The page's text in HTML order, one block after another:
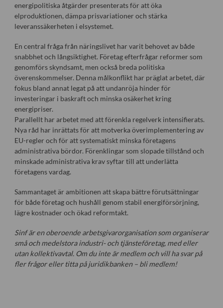
energipolitiska åtgärder presenterats för att öka
elproduktionen, dämpa prisvariationer och stärka
leveranssäkerheten i elsystemet.
En central fråga från näringslivet har varit behovet av både
snabbhet och långsiktighet. Företag efterfrågar reformer som
genomförs skyndsamt, men också breda politiska
överenskommelser. Denna målkonflikt har präglat arbetet, där
fokus bland annat legat på att undanröja hinder för
investeringar i baskraft och minska osäkerhet kring
energipriser.
Parallellt har arbetet med att förenkla regelverk intensifierats.
Nya råd har inrättats för att motverka överimplementering av
EU-regler och för att systematiskt minska företagens
administrativa bördor. Förenklingar som slopade tillstånd och
minskade administrativa krav syftar till att underlätta
företagens vardag.
Sammantaget är ambitionen att skapa bättre förutsättningar
för både företag och hushåll genom stabil energiförsörjning,
lägre kostnader och ökad reformtakt.
Sinf är en oberoende arbetsgivarorganisation som organiserar
små och medelstora industri- och tjänsteföretag, med eller
utan kollektivavtal. Om du inte är medlem och vill ha svar på
fler frågor eller titta på juridikbanken – bli medlem!